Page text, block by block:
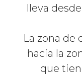
lleva
La zona de
hacia la
que